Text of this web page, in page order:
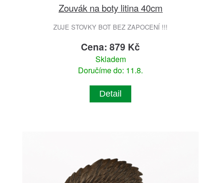
Zouvák na boty litina 40cm
ZUJE STOVKY BOT BEZ ZAPOCENÍ !!!
Cena: 879 Kč
Skladem
Doručíme do: 11.8.
Detail